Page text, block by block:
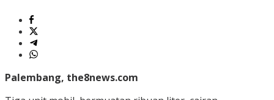
Palembang, the8news.com